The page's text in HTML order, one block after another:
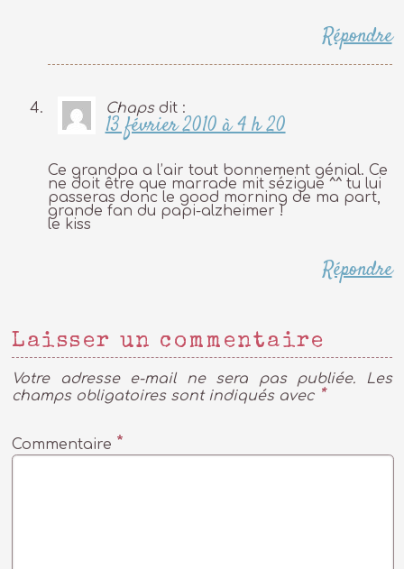
Répondre
Chaps dit :
13 février 2010 à 4 h 20
Ce grandpa a l’air tout bonnement génial. Ce
ne doit être que marrade mit sézigue ^^ tu lui
passeras donc le good morning de ma part,
grande fan du papi-alzheimer !
le kiss
Répondre
Laisser un commentaire
Votre adresse e-mail ne sera pas publiée.
Les
champs obligatoires sont indiqués avec *
Commentaire *